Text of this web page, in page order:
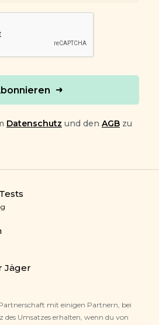
Datenschutz und den AGB zu
Jäger
mit einigen Partnern, bei
des Umsatzes erhalten, wenn du von